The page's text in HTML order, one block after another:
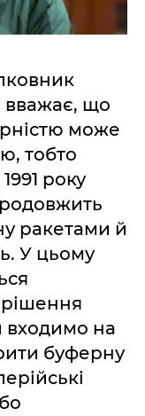
вважає, що
може
тобто
року
ракетами й
У цьому
рішення
входимо на
буферну